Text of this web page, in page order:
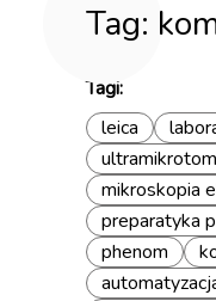
Tag:
Tagi:
leica
ultramikrotom
mikroskopia
preparatyka
phenom